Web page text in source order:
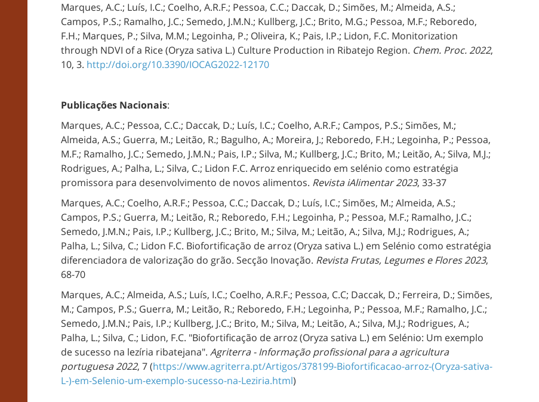
Marques, A.C.; Luís, I.C.; Coelho, A.R.F.; Pessoa, C.C.; Daccak, D.; Simões, M.; Almeida, A.S.;
Campos, P.S.; Ramalho, J.C.; Semedo, J.M.N.; Kullberg, J.C.; Brito, M.G.; Pessoa, M.F.; Reboredo,
F.H.; Marques, P.; Silva, M.M.; Legoinha, P.; Oliveira, K.; Pais, I.P.; Lidon, F.C. Monitorization
through NDVI of a Rice (Oryza sativa L.) Culture Production in Ribatejo Region. Chem. Proc. 2022,
10, 3. http://doi.org/10.3390/IOCAG2022-12170
Publicações Nacionais:
Marques, A.C.; Pessoa, C.C.; Daccak, D.; Luís, I.C.; Coelho, A.R.F.; Campos, P.S.; Simões, M.;
Almeida, A.S.; Guerra, M.; Leitão, R.; Bagulho, A.; Moreira, J.; Reboredo, F.H.; Legoinha, P.; Pessoa,
M.F.; Ramalho, J.C.; Semedo, J.M.N.; Pais, I.P.; Silva, M.; Kullberg, J.C.; Brito, M.; Leitão, A.; Silva, M.J.;
Rodrigues, A.; Palha, L.; Silva, C.; Lidon F.C. Arroz enriquecido em selénio como estratégia
promissora para desenvolvimento de novos alimentos. Revista iAlimentar 2023, 33-37
Marques, A.C.; Coelho, A.R.F.; Pessoa, C.C.; Daccak, D.; Luís, I.C.; Simões, M.; Almeida, A.S.;
Campos, P.S.; Guerra, M.; Leitão, R.; Reboredo, F.H.; Legoinha, P.; Pessoa, M.F.; Ramalho, J.C.;
Semedo, J.M.N.; Pais, I.P.; Kullberg, J.C.; Brito, M.; Silva, M.; Leitão, A.; Silva, M.J.; Rodrigues, A.;
Palha, L.; Silva, C.; Lidon F.C. Biofortificação de arroz (Oryza sativa L.) em Selénio como estratégia
diferenciadora de valorização do grão. Secção Inovação. Revista Frutas, Legumes e Flores 2023,
68-70
Marques, A.C.; Almeida, A.S.; Luís, I.C.; Coelho, A.R.F.; Pessoa, C.C; Daccak, D.; Ferreira, D.; Simões,
M.; Campos, P.S.; Guerra, M.; Leitão, R.; Reboredo, F.H.; Legoinha, P.; Pessoa, M.F.; Ramalho, J.C.;
Semedo, J.M.N.; Pais, I.P.; Kullberg, J.C.; Brito, M.; Silva, M.; Leitão, A.; Silva, M.J.; Rodrigues, A.;
Palha, L.; Silva, C.; Lidon, F.C. "Biofortificação de arroz (Oryza sativa L.) em Selénio: Um exemplo
de sucesso na lezíria ribatejana". Agriterra - Informação profissional para a agricultura
portuguesa 2022, 7 (https://www.agriterra.pt/Artigos/378199-Biofortificacao-arroz-(Oryza-sativa-
L-)-em-Selenio-um-exemplo-sucesso-na-Leziria.html)